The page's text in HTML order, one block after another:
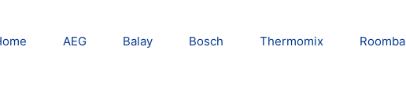
AEG Balay Bosch Thermomix Roomba